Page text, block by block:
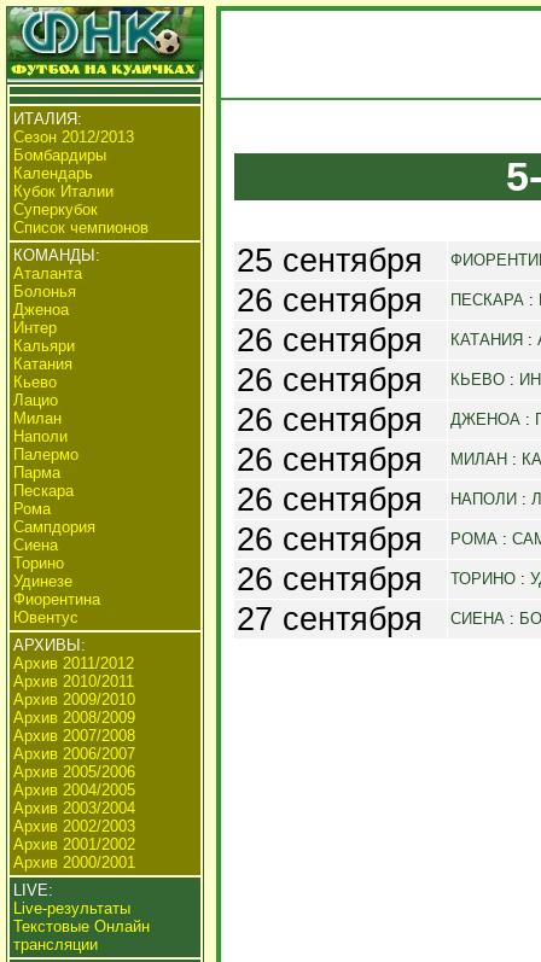
ИТАЛИЯ:
Сезон 2012/2013
Бомбардиры
Календарь
Кубок Италии
Суперкубок
Список чемпионов
КОМАНДЫ:
Аталанта
Болонья
Дженоа
Интер
Кальяри
Катания
Кьево
Лацио
Милан
Наполи
Палермо
Парма
Пескара
Рома
Сампдория
Сиена
Торино
Удинезе
Фиорентина
Ювентус
АРХИВЫ:
Архив 2011/2012
Архив 2010/2011
Архив 2009/2010
Архив 2008/2009
Архив 2007/2008
Архив 2006/2007
Архив 2005/2006
Архив 2004/2005
Архив 2003/2004
Архив 2002/2003
Архив 2001/2002
Архив 2000/2001
LIVE:
Live-результаты
Текстовые Онлайн
трансляции
25 сентября
26 сентября ПЕСКАРА :
26 сентября КАТАНИЯ :
26 сентября КЬЕВО :
26 сентября ДЖЕНОА :
26 сентября МИЛАН :
26 сентября НАПОЛИ :
26 сентября РОМА :
26 сентября ТОРИНО :
27 сентября СИЕНА :